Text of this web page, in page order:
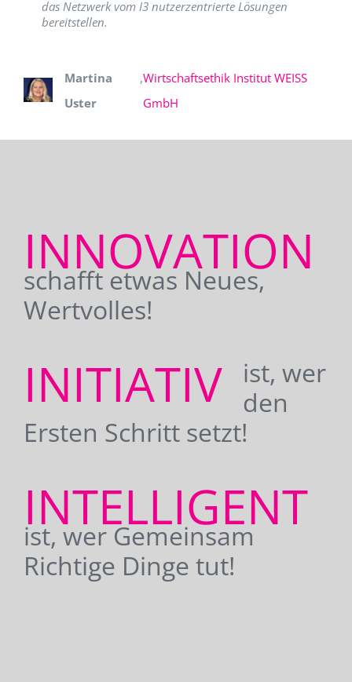
das Netzwerk vom I3 nutzerzentrierte Lösungen
bereitstellen.
Martina
Uster
,Wirtschaftsethik Institut WEISS
GmbH
INNOVATION
schafft etwas Neues,
Wertvolles!
INITIATIV
ist, wer
den
Ersten Schritt setzt!
INTELLIGENT
ist, wer Gemeinsam
Richtige Dinge tut!